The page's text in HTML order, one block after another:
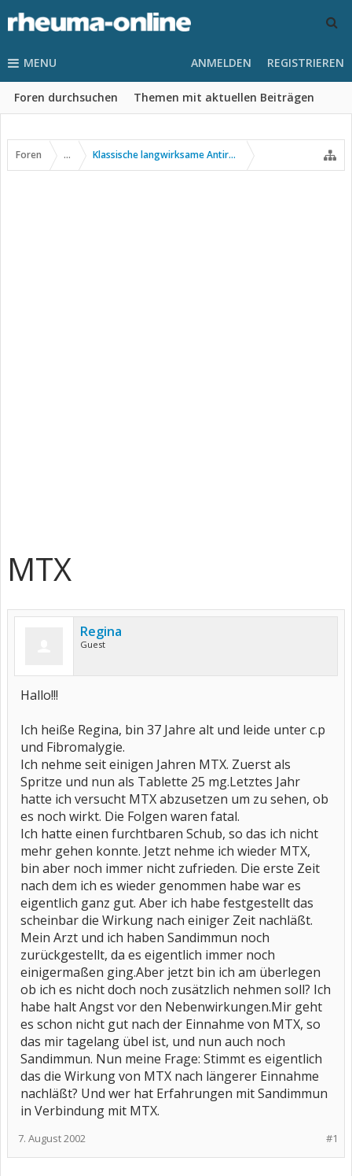
MENU
Foren durchsuchen Themen mit aktuellen Beiträgen
ANMELDEN REGISTRIEREN
Foren ... Klassische langwirksame Antirheumatika
MTX
Regina
Guest
Hallo!!!
Ich heiße Regina, bin 37 Jahre alt und leide unter c.p
und Fibromalygie.
Ich nehme seit einigen Jahren MTX. Zuerst als
Spritze und nun als Tablette 25 mg.Letztes Jahr
hatte ich versucht MTX abzusetzen um zu sehen, ob
es noch wirkt. Die Folgen waren fatal.
Ich hatte einen furchtbaren Schub, so das ich nicht
mehr gehen konnte. Jetzt nehme ich wieder MTX,
bin aber noch immer nicht zufrieden. Die erste Zeit
nach dem ich es wieder genommen habe war es
eigentlich ganz gut. Aber ich habe festgestellt das
scheinbar die Wirkung nach einiger Zeit nachläßt.
Mein Arzt und ich haben Sandimmun noch
zurückgestellt, da es eigentlich immer noch
einigermaßen ging.Aber jetzt bin ich am überlegen
ob ich es nicht doch noch zusätzlich nehmen soll? Ich
habe halt Angst vor den Nebenwirkungen.Mir geht
es schon nicht gut nach der Einnahme von MTX, so
das mir tagelang übel ist, und nun auch noch
Sandimmun. Nun meine Frage: Stimmt es eigentlich
das die Wirkung von MTX nach längerer Einnahme
nachläßt? Und wer hat Erfahrungen mit Sandimmun
in Verbindung mit MTX.
#1
7. August 2002